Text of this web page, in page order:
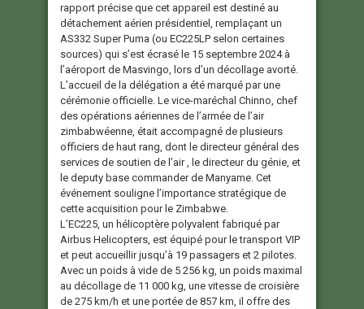
rapport précise que cet appareil est destiné au
détachement aérien présidentiel, remplaçant un
AS332 Super Puma (ou EC225LP selon certaines
sources) qui s’est écrasé le 15 septembre 2024 à
l’aéroport de Masvingo, lors d’un décollage avorté.
L’accueil de la délégation a été marqué par une
cérémonie officielle. Le vice-maréchal Chinno, chef
des opérations aériennes de l’armée de l’air
zimbabwéenne, était accompagné de plusieurs
officiers de haut rang, dont le directeur général des
services de soutien de l’air , le directeur du génie, et
le deputy base commander de Manyame. Cet
événement souligne l’importance stratégique de
cette acquisition pour le Zimbabwe.
L’EC225, un hélicoptère polyvalent fabriqué par
Airbus Helicopters, est équipé pour le transport VIP
et peut accueillir jusqu’à 19 passagers et 2 pilotes.
Avec un poids à vide de 5 256 kg, un poids maximal
au décollage de 11 000 kg, une vitesse de croisière
de 275 km/h et une portée de 857 km, il offre des